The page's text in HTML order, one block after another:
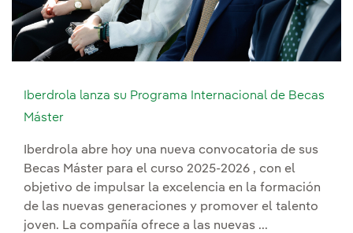
Iberdrola lanza su Programa Internacional de Becas
Máster
Iberdrola abre hoy una nueva convocatoria de sus
Becas Máster para el curso 2025-2026 , con el
objetivo de impulsar la excelencia en la formación
de las nuevas generaciones y promover el talento
joven. La compañía ofrece a las nuevas ...